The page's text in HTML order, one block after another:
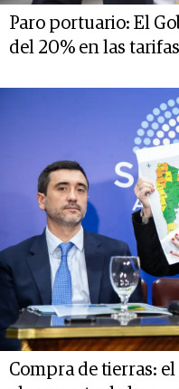
Paro portuario: El
del 20% en las tarifas
Compra de tierras: